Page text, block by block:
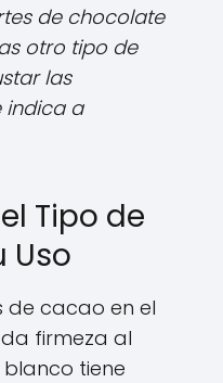
de chocolate
otro tipo de
las
indica a
Tipo de
Uso
de cacao en el
firmeza al
tiene